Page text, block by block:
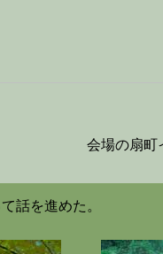
会場の扇町
話を進めた。